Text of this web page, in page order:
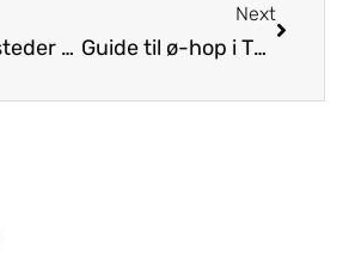
Tre skjulte steder du bør opleve i Thailand
Next
Guide til ø-hop i Thailands smukke øer